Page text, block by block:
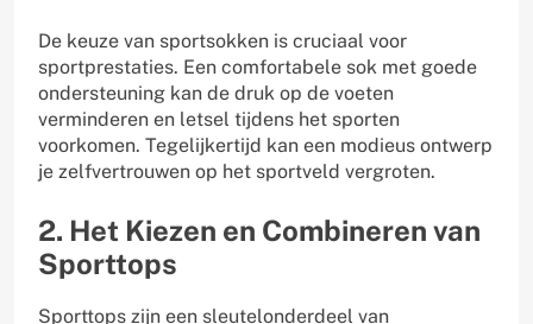
De keuze van sportsokken is cruciaal voor
sportprestaties. Een comfortabele sok met goede
ondersteuning kan de druk op de voeten
verminderen en letsel tijdens het sporten
voorkomen. Tegelijkertijd kan een modieus ontwerp
je zelfvertrouwen op het sportveld vergroten.
2. Het Kiezen en Combineren van
Sporttops
Sporttops zijn een sleutelonderdeel van